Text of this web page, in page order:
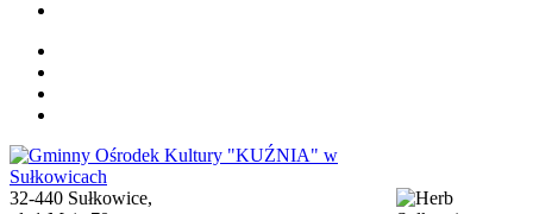
32-440 Sułkowice,